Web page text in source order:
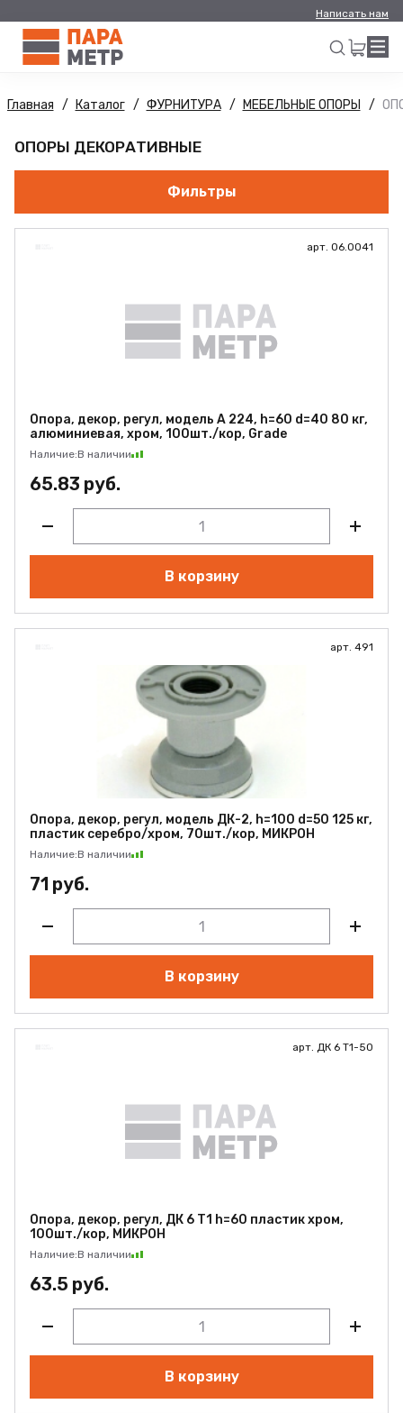
Написать нам
Искать
Главная Каталог ФУРНИТУРА МЕБЕЛЬНЫЕ ОПОРЫ
ОПОРЫ ДЕКОРАТИВНЫЕ
Фильтры
арт. 06.0041
Опора, декор, регул, модель А 224, h=60 d=40 80 кг,
алюминиевая, хром, 100шт./кор, Grade
Наличие:В наличии
65.83 руб.
В корзину
арт. 491
Опора, декор, регул, модель ДК-2, h=100 d=50 125 кг,
пластик серебро/хром, 70шт./кор, МИКРОН
Наличие:В наличии
71 руб.
В корзину
арт. ДК 6 Т1-50
Опора, декор, регул, ДК 6 Т1 h=60 пластик хром,
100шт./кор, МИКРОН
Наличие:В наличии
63.5 руб.
В корзину